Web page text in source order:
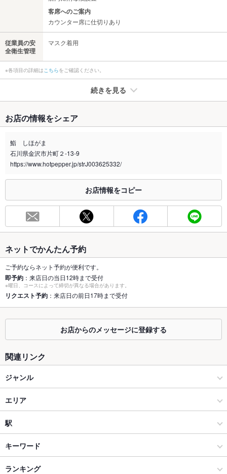
客席へのご案内
カウンター席に仕切りあり
従業員の安
全衛生管理
マスク着用
※各項目の詳細は こちらをご確認ください。
続きを見る
禁煙・喫煙 全席禁煙
喫煙専用室
※2020年4月1日～受動喫煙対策に関する法律が施行されています。正しい情報はお店へお問い
総席数 20席
最大宴会収
20人(宴会・パーティー時着席:20人)
個室 あり
座敷 なし
掘りごたつ なし
カウンター あり
ソファー なし
テラス席
貸切
設備
Wi-Fi
ー
駐車場
お店の情報をシェア
鮨 しほがま
石川県金沢市片町２-13-9
https://www.hotpepper.jp/strJ003625332/
お店情報をコピー
ネットでかんたん予約
ご予約ならネット予約が便利です。
即予約 ：来店日の当日12時まで受付
※曜日、コースによって締切が異なる場合があります。
リクエスト予約 ：来店日の前日17時まで受付
お店からのメッセージに登録する
関連リンク
ジャンル
和食
寿司
金沢(片町･香林坊･にし茶屋周辺) × 和食
金沢(片町･香林坊･にし茶屋周辺) × 寿司
エリア
片町
片町 × 和食
片町 × 寿司
駅
野町駅
キーワード
しゃぶしゃぶ
ランキング